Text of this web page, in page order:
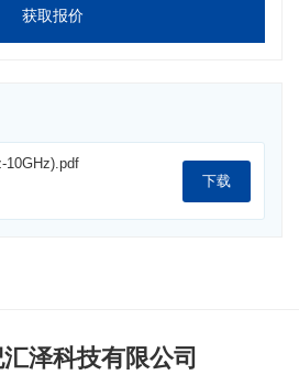
获取报价
10GHz).pdf
下载
泽科技有限公司